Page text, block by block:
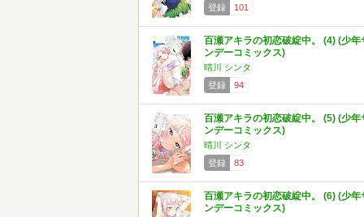
登録
101
百瀬アキラの初恋破綻中。 (4) (少年
ンデーコミックス)
晴川 シンタ
登録
94
百瀬アキラの初恋破綻中。 (5) (少年
ンデーコミックス)
晴川 シンタ
登録
83
百瀬アキラの初恋破綻中。 (6) (少年
ンデーコミックス)